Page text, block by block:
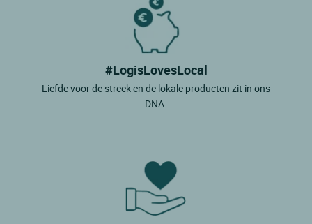
#LogisLovesLocal
Liefde voor de streek en de lokale producten zit in ons
DNA.